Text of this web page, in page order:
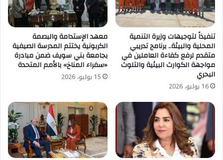
تنفيذاً لتوجيهات وزيرة التنمية
المحلية والبيئة.. برنامج تدريبي
متقدم لرفع كفاءة العاملين في
مواجهة الكوارث البيئية والتلوث
البحري
16 يوليو، 2026
معهد الإستدامة والبصمة
الكربونية يختتم المدرسة الصيفية
بجامعة بني سويف ضمن مبادرة
«سفراء المناخ» بالأمم المتحدة
15 يوليو، 2026